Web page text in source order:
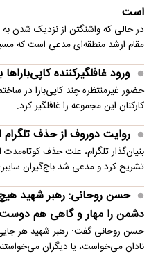
است
در حالی که واشنگتن از نزدیک شدن
مقام ارشد منطقه‌ای مدعی است که
ورود غافلگیرکننده
حضور غیرمنتظره چند کاپی‌بارا در
کارکنان این مجموعه را غافلگیر کرد.
روایت دوروف از حذف تلگرام
بنیان‌گذار تلگرام، علت حذف کوتاه‌مدت
تشریح کرد و مدعی شد باج‌گیران
حسن روحانی: رهبر شهید
دشمن را مهار و گاهی هم
حسن روحانی گفت: رهبر شهید هر
نادان می‌خواست، یا دیگران